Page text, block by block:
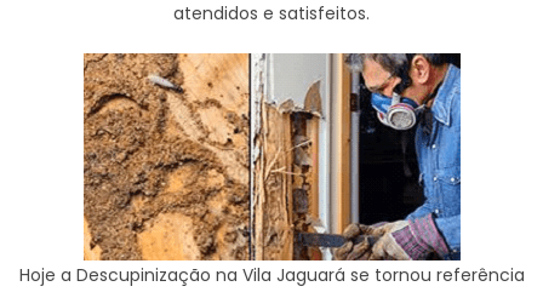
atendidos e satisfeitos.
Hoje a Descupinização na Vila Jaguará se tornou referência